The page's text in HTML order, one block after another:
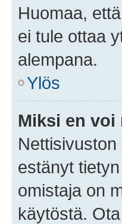
Huomaa,
ei tule ottaa
alempana.
Ylös
Miksi en
estänyt
omistaja on
käytöstä.